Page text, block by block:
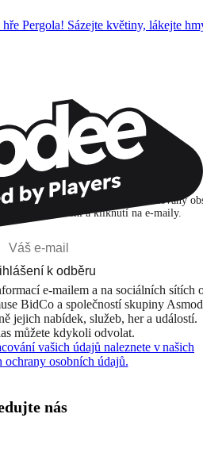
hře Pergola! Sázejte květiny, lákejte
v kontaktu!
hry, novinky a personalizovaný
a svých otevření a kliknutí na e-maily.
k odběru
e-mailem a na sociálních sítích
BidCo a společností skupiny
jejich nabídek, služeb, her a událostí.
můžete kdykoli odvolat.
vašich údajů naleznete v našich
ochrany osobních údajů.
nás